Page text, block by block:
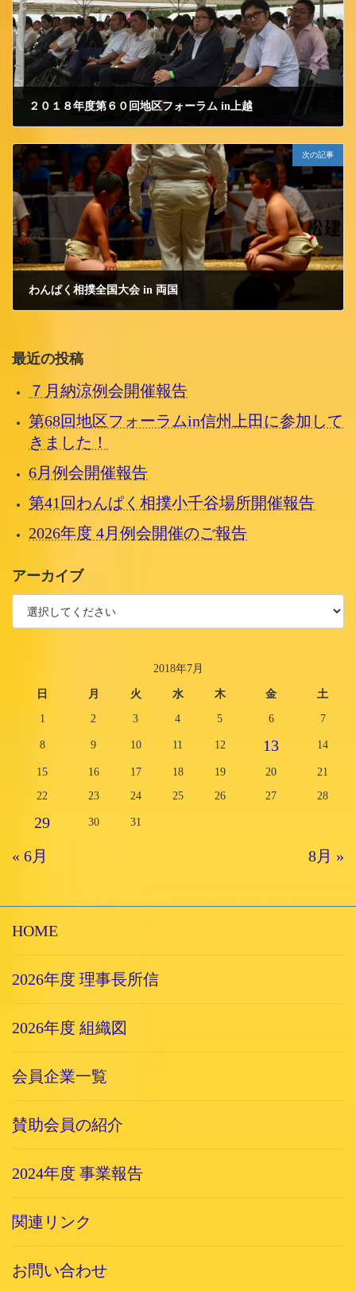
２０１８年度第６０回地区フォーラム in上越
次の記事
わんぱく相撲全国大会 in 両国
最近の投稿
７月納涼例会開催報告
第68回地区フォーラムin信州上田に参加して
きました！
6月例会開催報告
第41回わんぱく相撲小千谷場所開催報告
2026年度 4月例会開催のご報告
アーカイブ
2018年7月
日 月 火 水 木 金 土
1 2 3 4 5 6 7
8 9 10 11 12 13 14
15 16 17 18 19 20
21
22
23 24 25 26 27 28
29 30 31
« 6月 8月 »
HOME
2026年度 理事長所信
2026年度 組織図
会員企業一覧
賛助会員の紹介
2024年度 事業報告
関連リンク
お問い合わせ